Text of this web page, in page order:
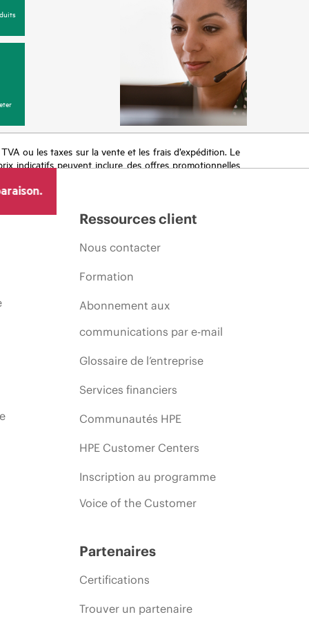
ou les taxes sur la vente et les frais d’expédition. Le
indicatifs peuvent inclure des offres promotionnelles
Ressources client
Nous contacter
Formation
Abonnement aux
communications par e-mail
Glossaire de l’entreprise
Services financiers
Communautés HPE
HPE Customer Centers
Inscription au programme
Voice of the Customer
Partenaires
Certifications
Trouver un partenaire